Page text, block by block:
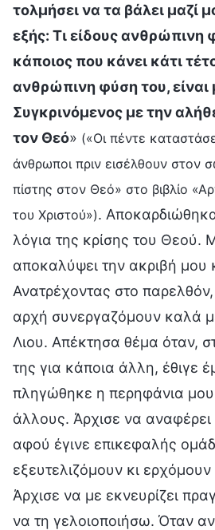
τολμήσει να τα βάλει μαζί
εξής: Τι είδους ανθρώπινη
κάποιος που κάνει κάτι
ανθρώπινη φύση του, είναι
Συγκρινόμενος με την
τον Θεό» («Οι πέντε
άνθρωποι πριν εισέλθουν στον
πίστης στον Θεό» στο βιβλίο
του Χριστού»).
λόγια της κρίσης του Θεού.
αποκαλύψει την ακριβή μου
Ανατρέχοντας στο παρελθόν,
αρχή συνεργαζόμουν καλά
Λιου. Απέκτησα θέμα όταν,
της για κάποια άλλη, έθιγε
πληγώθηκε η περηφάνια
άλλους. Άρχισε να αναφέρει
αφού έγινε επικεφαλής
εξευτελιζόμουν κι
Άρχισε να με εκνευρίζει
να τη γελοιοποιήσω. Όταν